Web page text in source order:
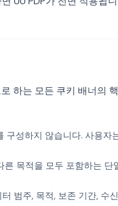
하는 모든 쿠키 배너의
성하지 않습니다. 사용자
목적을 모두 포함하는 단
범주, 목적, 보존 기간, 수